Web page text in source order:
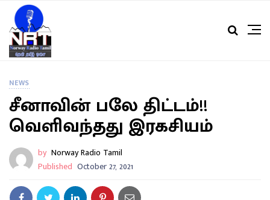
NEWS
சீனாவின் பலே திட்டம்!!
வெளிவந்தது இரகசியம்
by Norway Radio Tamil
Published October 27, 2021